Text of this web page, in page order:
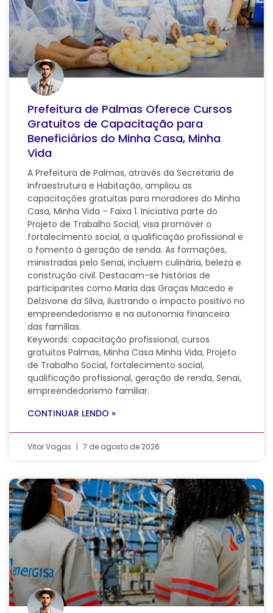
Prefeitura de Palmas Oferece Cursos
Gratuitos de Capacitação para
Beneficiários do Minha Casa, Minha
Vida
A Prefeitura de Palmas, através da Secretaria de
Infraestrutura e Habitação, ampliou as
capacitações gratuitas para moradores do Minha
Casa, Minha Vida – Faixa 1. Iniciativa parte do
Projeto de Trabalho Social, visa promover o
fortalecimento social, a qualificação profissional e
o fomento à geração de renda. As formações,
ministradas pelo Senai, incluem culinária, beleza e
construção civil. Destacam-se histórias de
participantes como Maria das Graças Macedo e
Delzivone da Silva, ilustrando o impacto positivo no
empreendedorismo e na autonomia financeira
das famílias.
Keywords: capacitação profissional, cursos
gratuitos Palmas, Minha Casa Minha Vida, Projeto
de Trabalho Social, fortalecimento social,
qualificação profissional, geração de renda, Senai,
empreendedorismo familiar.
CONTINUAR LENDO »
Vitor Vagas 7 de agosto de 2026